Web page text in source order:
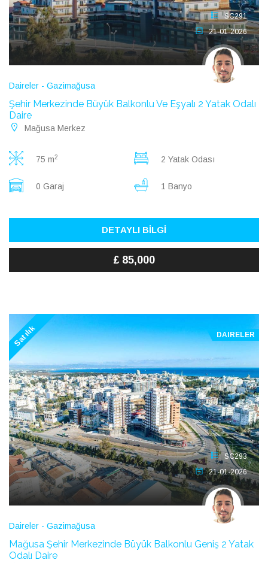
SC291
21-01-2026
Daireler - Gazimağusa
Şehir Merkezinde Büyük Balkonlu Ve Eşyalı 2 Yatak Odalı
Daire
Mağusa Merkez
75 m2 2 Yatak Odası
0 Garaj 1 Banyo
DETAYLI BİLGİ
£ 85,000
Satılık DAIRELER
SC293
21-01-2026
Daireler - Gazimağusa
Mağusa Şehir Merkezinde Büyük Balkonlu Geniş 2 Yatak
Odalı Daire